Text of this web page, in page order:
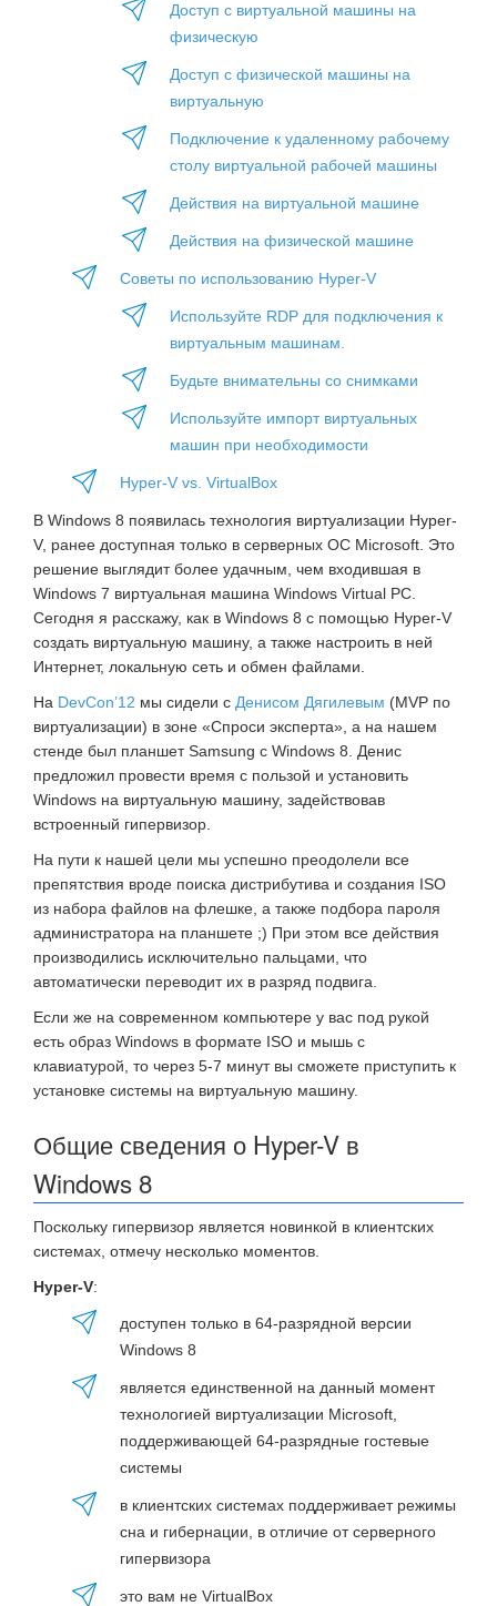
Доступ с виртуальной машины на
физическую
Доступ с физической машины на
виртуальную
Подключение к удаленному рабочему
столу виртуальной рабочей машины
Действия на виртуальной машине
Действия на физической машине
Советы по использованию Hyper-V
Используйте RDP для подключения к
виртуальным машинам.
Будьте внимательны со снимками
Используйте импорт виртуальных
машин при необходимости
Hyper-V vs. VirtualBox
В Windows 8 появилась технология виртуализации Hyper-
V, ранее доступная только в серверных ОС Microsoft. Это
решение выглядит более удачным, чем входившая в
Windows 7 виртуальная машина Windows Virtual PC.
Сегодня я расскажу, как в Windows 8 с помощью Hyper-V
создать виртуальную машину, а также настроить в ней
Интернет, локальную сеть и обмен файлами.
На DevCon’12 мы сидели с Денисом Дягилевым (MVP по
виртуализации) в зоне «Спроси эксперта», а на нашем
стенде был планшет Samsung с Windows 8. Денис
предложил провести время с пользой и установить
Windows на виртуальную машину, задействовав
встроенный гипервизор.
На пути к нашей цели мы успешно преодолели все
препятствия вроде поиска дистрибутива и создания ISO
из набора файлов на флешке, а также подбора пароля
администратора на планшете ;) При этом все действия
производились исключительно пальцами, что
автоматически переводит их в разряд подвига.
Если же на современном компьютере у вас под рукой
есть образ Windows в формате ISO и мышь с
клавиатурой, то через 5-7 минут вы сможете приступить к
установке системы на виртуальную машину.
Общие сведения о Hyper-V в
Windows 8
Поскольку гипервизор является новинкой в клиентских
системах, отмечу несколько моментов.
Hyper-V:
доступен только в 64-разрядной версии
Windows 8
является единственной на данный момент
технологией виртуализации Microsoft,
поддерживающей 64-разрядные гостевые
системы
в клиентских системах поддерживает режимы
сна и гибернации, в отличие от серверного
гипервизора
это вам не VirtualBox